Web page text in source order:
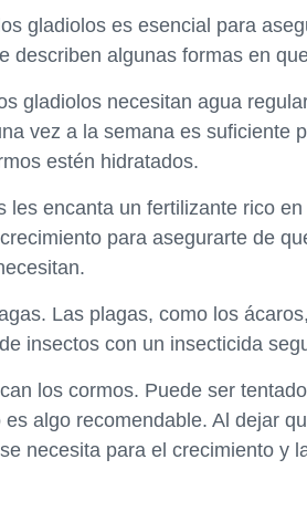
gladiolos es esencial para
describen algunas formas en
gladiolos necesitan agua
vez a la semana es suficiente
estén hidratados.
les encanta un fertilizante rico
para asegurarte de
Las plagas, como los
insectos con un insecticida
los cormos. Puede ser
algo recomendable. Al dejar
necesita para el crecimiento y